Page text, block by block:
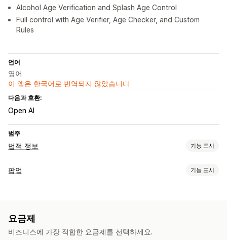
Alcohol Age Verification and Splash Age Control
Full control with Age Verifier, Age Checker, and Custom
Rules
언어
영어
이 앱은 한국어로 번역되지 않았습니다
다음과 호환:
Open AI
범주
법적 정보 기능 표시
규정 준수
페이지 제한
팝업 기능 표시
팝업 관리
요금제
비즈니스에 가장 적합한 요금제를 선택하세요.